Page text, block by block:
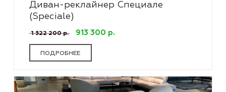
Диван-реклайнер Специале
(Speciale)
1 522 200 р. 913 300 р.
ПОДРОБНЕЕ